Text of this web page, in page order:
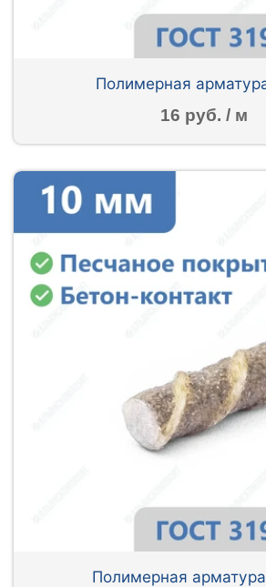
Полимерная
16 руб. / м
Полимерная